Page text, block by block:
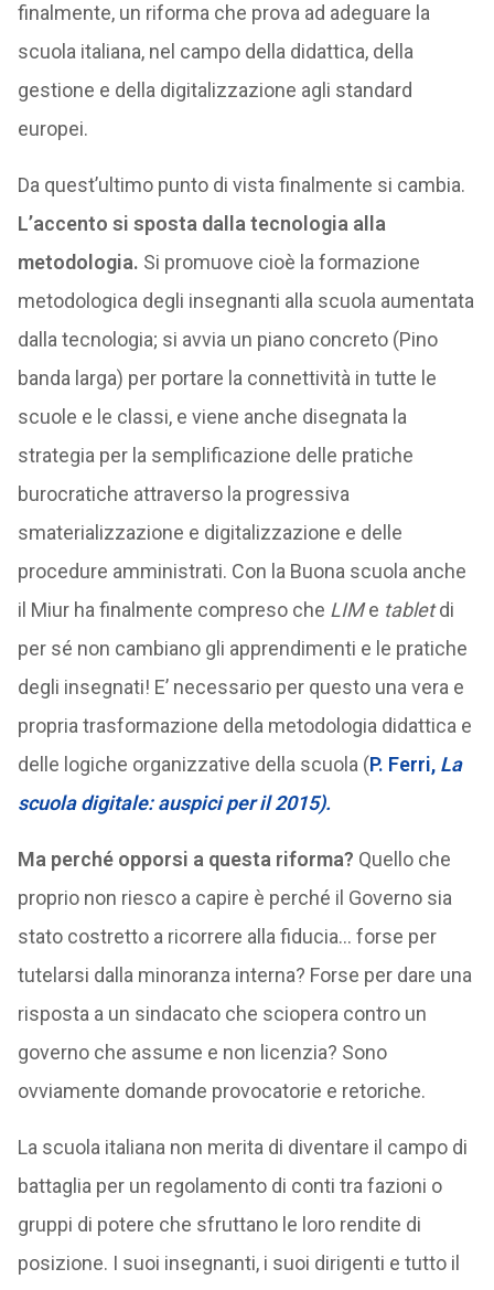
finalmente, un riforma che prova ad adeguare la
scuola italiana, nel campo della didattica, della
gestione e della digitalizzazione agli standard
europei.
Da quest’ultimo punto di vista finalmente si cambia.
L’accento si sposta dalla tecnologia alla
metodologia. Si promuove cioè la formazione
metodologica degli insegnanti alla scuola aumentata
dalla tecnologia; si avvia un piano concreto (Pino
banda larga) per portare la connettività in tutte le
scuole e le classi, e viene anche disegnata la
strategia per la semplificazione delle pratiche
burocratiche attraverso la progressiva
smaterializzazione e digitalizzazione e delle
procedure amministrati. Con la Buona scuola anche
il Miur ha finalmente compreso che LIMe tabletdi
per sé non cambiano gli apprendimenti e le pratiche
degli insegnati! E’ necessario per questo una vera e
propria trasformazione della metodologia didattica e
delle logiche organizzative della scuola (P. Ferri, La
scuola digitale: auspici per il 2015).
Ma perché opporsi a questa riforma? Quello che
proprio non riesco a capire è perché il Governo sia
stato costretto a ricorrere alla fiducia… forse per
tutelarsi dalla minoranza interna? Forse per dare una
risposta a un sindacato che sciopera contro un
governo che assume e non licenzia? Sono
ovviamente domande provocatorie e retoriche.
La scuola italiana non merita di diventare il campo di
battaglia per un regolamento di conti tra fazioni o
gruppi di potere che sfruttano le loro rendite di
posizione. I suoi insegnanti, i suoi dirigenti e tutto il